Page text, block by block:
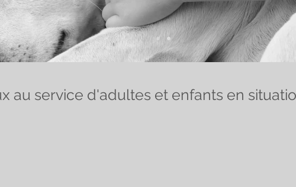
au service d'adultes et enfants en